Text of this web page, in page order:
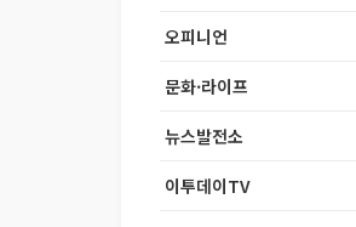
오피니언
문화·라이프
뉴스발전소
이투데이TV